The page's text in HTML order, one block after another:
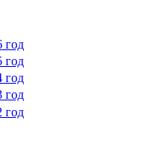
год
год
год
год
год